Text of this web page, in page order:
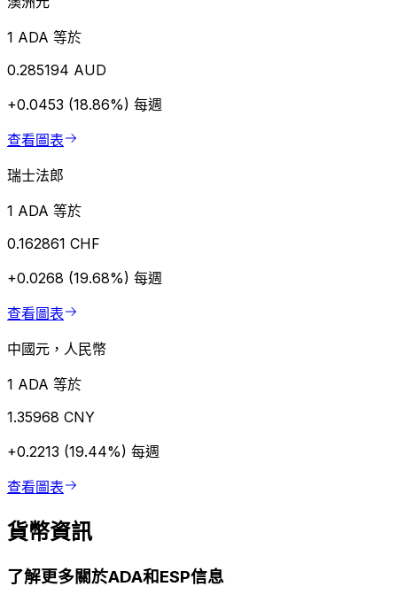
1 ADA 等於
0.285194 AUD
+0.0453 (18.86%) 每週
查看圖表
瑞士法郎
1 ADA 等於
0.162861 CHF
+0.0268 (19.68%) 每週
查看圖表
中國元，人民幣
1 ADA 等於
1.35968 CNY
+0.2213 (19.44%) 每週
查看圖表
貨幣資訊
了解更多關於ADA和ESP信息